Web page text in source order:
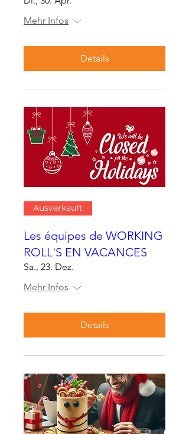
Mehr Infos
Details
Ausverkauft
Les équipes de WORKING
ROLL'S EN VACANCES
Sa., 23. Dez.
Mehr Infos
Details